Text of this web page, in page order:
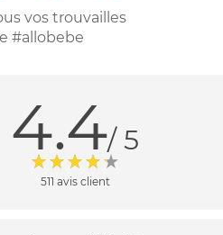
vos trouvailles
#allobebe
4.4/ 5
511 avis client